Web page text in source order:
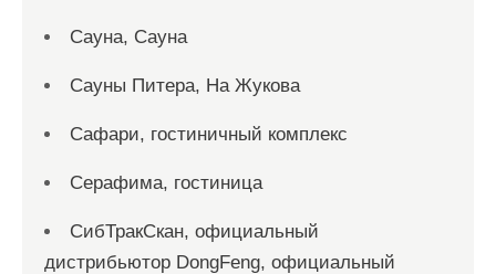
Сауна, Сауна
Сауны Питера, На Жукова
Сафари, гостиничный комплекс
Серафима, гостиница
СибТракСкан, официальный
дистрибьютор DongFeng, официальный